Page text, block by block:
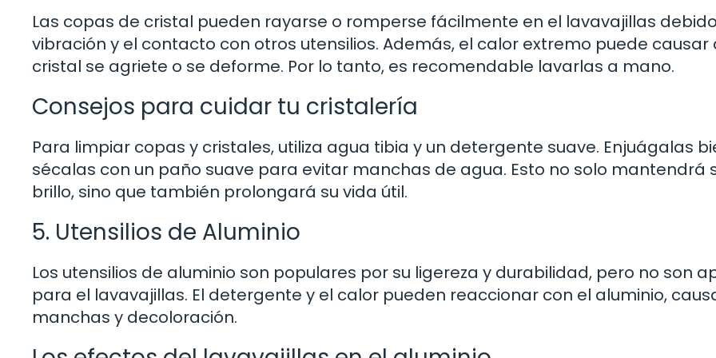
Las copas de cristal pueden rayarse o romperse fácilmente en el lavavajillas
vibración y el contacto con otros utensilios. Además, el calor extremo puede causar
cristal se agriete o se deforme. Por lo tanto, es recomendable lavarlas a mano.
Consejos para cuidar tu cristalería
Para limpiar copas y cristales, utiliza agua tibia y un detergente suave. Enjuágalas
sécalas con un paño suave para evitar manchas de agua. Esto no solo mantendrá
brillo, sino que también prolongará su vida útil.
5. Utensilios de Aluminio
Los utensilios de aluminio son populares por su ligereza y durabilidad, pero no son
para el lavavajillas. El detergente y el calor pueden reaccionar con el aluminio,
manchas y decoloración.